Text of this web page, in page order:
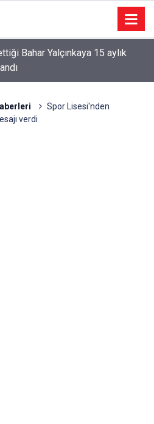
Bahar Yalçınkaya 15 aylık
Spor Lisesi'nden
verdi